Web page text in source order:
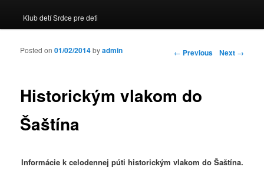
Klub detí Srdce pre deti
Post navigation
← Previous Next →
Historickým vlakom do
Šaštína
Posted on01/02/2014byadmin
Informácie k celodennej púti historickým vlakom do Šaštína.